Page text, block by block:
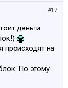
#17
деньги
происходят на
По этому